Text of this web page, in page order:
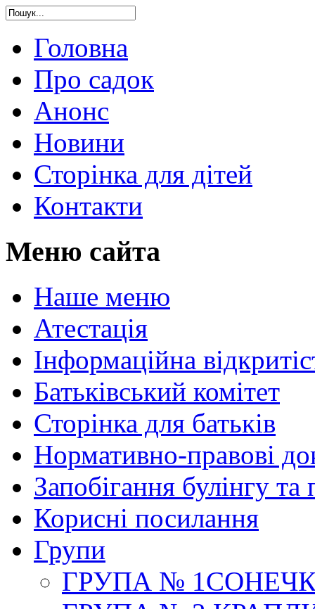
Головна
Про садок
Анонс
Новини
Сторінка для дітей
Контакти
Меню сайта
Наше меню
Атестація
Інформаційна
Батьківський комітет
Сторінка для батьків
Нормативно-правові
Запобігання булінгу та
Корисні посилання
Групи
ГРУПА №